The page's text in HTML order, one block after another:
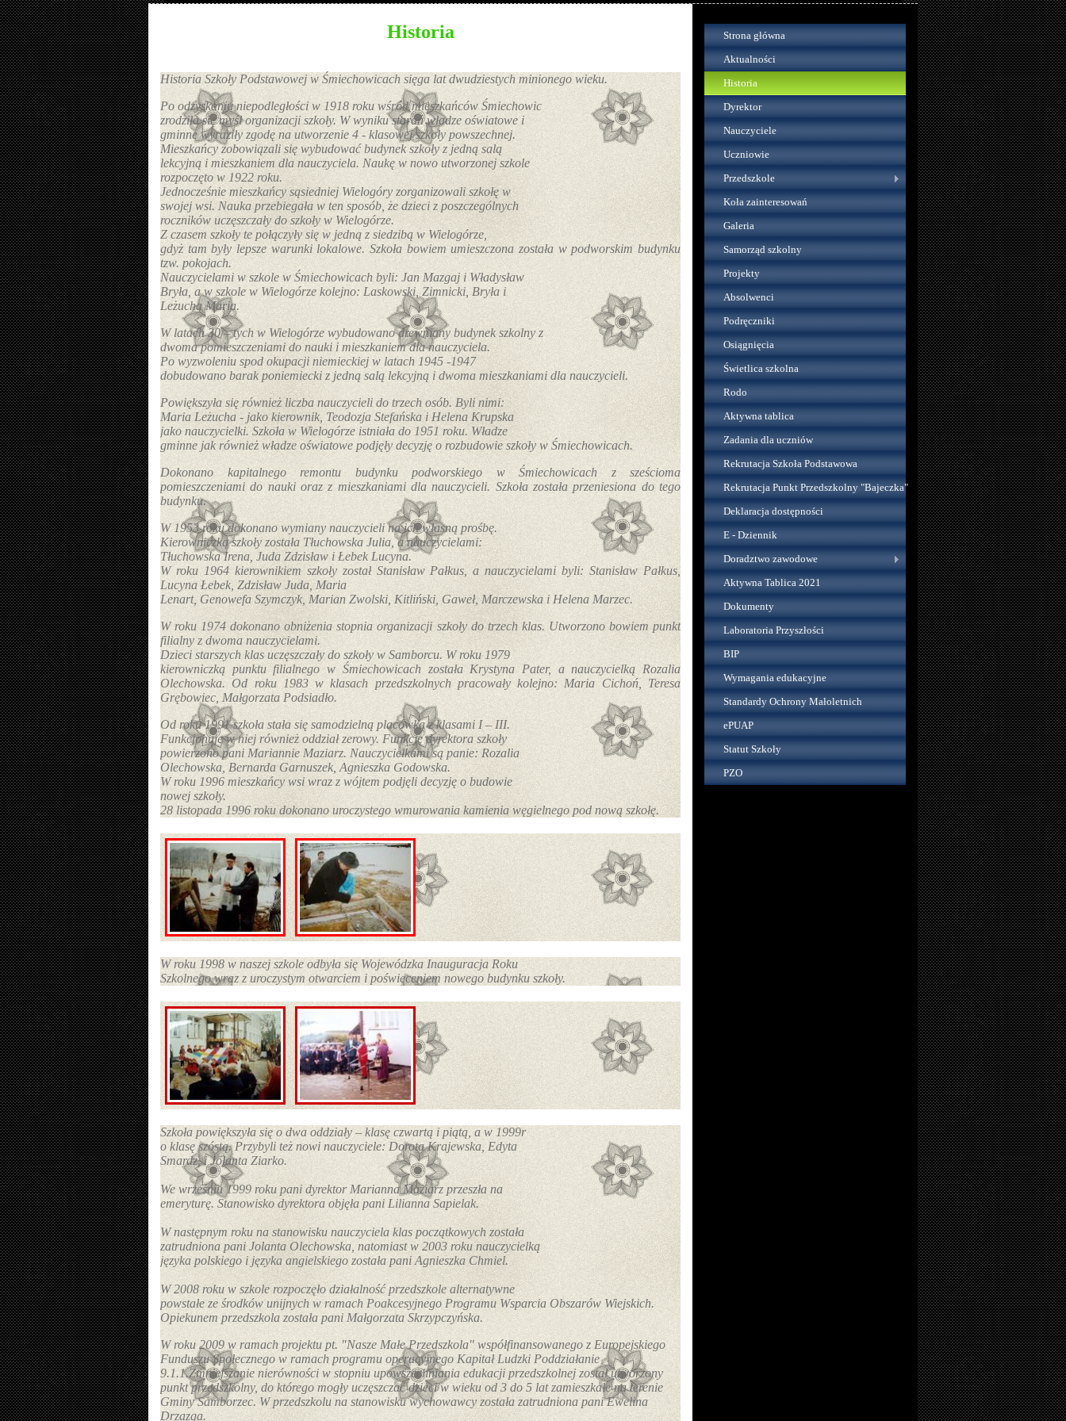
Historia
Historia Szkoły Podstawowej w Śmiechowicach sięga lat dwudziestych minionego wieku.
Po odzyskaniu niepodległości w 1918 roku wśród mieszkańców Śmiechowic
zrodziła się myśl organizacji szkoły. W wyniku starań władze oświatowe i
gminne wyraziły zgodę na utworzenie 4 - klasowej szkoły powszechnej.
Mieszkańcy zobowiązali się wybudować budynek szkoły z jedną salą
lekcyjną i mieszkaniem dla nauczyciela. Naukę w nowo utworzonej szkole
rozpoczęto w 1922 roku.
Jednocześnie mieszkańcy sąsiedniej Wielogóry zorganizowali szkołę w
swojej wsi. Nauka przebiegała w ten sposób, że dzieci z poszczególnych
roczników uczęszczały do szkoły w Wielogórze.
Z czasem szkoły te połączyły się w jedną z siedzibą w Wielogórze,
gdyż tam były lepsze warunki lokalowe. Szkoła bowiem umieszczona została w podworskim budynku
tzw. pokojach.
Nauczycielami w szkole w Śmiechowicach byli: Jan Mazgaj i Władysław
Bryła, a w szkole w Wielogórze kolejno: Laskowski, Zimnicki, Bryła i
Leżucha Maria.
W latach 30 – tych w Wielogórze wybudowano drewniany budynek szkolny z
dwoma pomieszczeniami do nauki i mieszkaniem dla nauczyciela.
Po wyzwoleniu spod okupacji niemieckiej w latach 1945 -1947
dobudowano barak poniemiecki z jedną salą lekcyjną i dwoma mieszkaniami dla nauczycieli.
Powiększyła się również liczba nauczycieli do trzech osób. Byli nimi:
Maria Leżucha - jako kierownik, Teodozja Stefańska i Helena Krupska
jako nauczycielki. Szkoła w Wielogórze istniała do 1951 roku. Władze
gminne jak również władze oświatowe podjęły decyzję o rozbudowie szkoły w Śmiechowicach.
Dokonano kapitalnego remontu budynku podworskiego w Śmiechowicach z sześcioma
pomieszczeniami do nauki oraz z mieszkaniami dla nauczycieli. Szkoła została przeniesiona do tego
budynku.
W 1953 roku dokonano wymiany nauczycieli na ich własną prośbę.
Kierowniczką szkoły została Tłuchowska Julia, a nauczycielami:
Tłuchowska Irena, Juda Zdzisław i Łebek Lucyna.
W roku 1964 kierownikiem szkoły został Stanisław Pałkus, a nauczycielami byli: Stanisław Pałkus,
Lucyna Łebek, Zdzisław Juda, Maria
Lenart, Genowefa Szymczyk, Marian Zwolski, Kitliński, Gaweł, Marczewska i Helena Marzec.
W roku 1974 dokonano obniżenia stopnia organizacji szkoły do trzech klas. Utworzono bowiem punkt
filialny z dwoma nauczycielami.
Dzieci starszych klas uczęszczały do szkoły w Samborcu. W roku 1979
kierowniczką punktu filialnego w Śmiechowicach została Krystyna Pater, a nauczycielką Rozalia
Olechowska. Od roku 1983 w klasach przedszkolnych pracowały kolejno: Maria Cichoń, Teresa
Grębowiec, Małgorzata Podsiadło.
Od roku 1991 szkoła stała się samodzielną placówką z klasami I – III.
Funkcjonuje w niej również oddział zerowy. Funkcję dyrektora szkoły
powierzono pani Mariannie Maziarz. Nauczycielkami są panie: Rozalia
Olechowska, Bernarda Garnuszek, Agnieszka Godowska.
W roku 1996 mieszkańcy wsi wraz z wójtem podjęli decyzję o budowie
nowej szkoły.
28 listopada 1996 roku dokonano uroczystego wmurowania kamienia węgielnego pod nową szkołę.
W roku 1998 w naszej szkole odbyła się Wojewódzka Inauguracja Roku
Szkolnego wraz z uroczystym otwarciem i poświeceniem nowego budynku szkoły.
Szkoła powiększyła się o dwa oddziały – klasę czwartą i piątą, a w 1999r
o klasę szóstą. Przybyli też nowi nauczyciele: Dorota Krajewska, Edyta
Smardz, i Jolanta Ziarko.
We wrześniu 1999 roku pani dyrektor Marianna Maziarz przeszła na
emeryturę. Stanowisko dyrektora objęła pani Lilianna Sapielak.
W następnym roku na stanowisku nauczyciela klas początkowych została
zatrudniona pani Jolanta Olechowska, natomiast w 2003 roku nauczycielką
języka polskiego i języka angielskiego została pani Agnieszka Chmiel.
W 2008 roku w szkole rozpoczęło działalność przedszkole alternatywne
powstałe ze środków unijnych w ramach Poakcesyjnego Programu Wsparcia Obszarów Wiejskich.
Opiekunem przedszkola została pani Małgorzata Skrzypczyńska.
W roku 2009 w ramach projektu pt. "Nasze Małe Przedszkola" współfinansowanego z Europejskiego
Funduszu Społecznego w ramach programu operacyjnego Kapitał Ludzki Poddziałanie
9.1.1.Zmniejszanie nierówności w stopniu upowszechniania edukacji przedszkolnej został utworzony
punkt przedszkolny, do którego mogły uczęszczać dzieci w wieku od 3 do 5 lat zamieszkałe na terenie
Gminy Samborzec. W przedszkolu na stanowisku wychowawcy została zatrudniona pani Ewelina
Drzazga.
Strona główna
Aktualności
Historia
Dyrektor
Nauczyciele
Uczniowie
Przedszkole
Koła zainteresowań
Galeria
Samorząd szkolny
Projekty
Absolwenci
Podręczniki
Osiągnięcia
Świetlica szkolna
Rodo
Aktywna tablica
Zadania dla uczniów
Rekrutacja Szkoła Podstawowa
Rekrutacja Punkt Przedszkolny "Bajeczka"
Deklaracja dostępności
E - Dziennik
Doradztwo zawodowe
Aktywna Tablica 2021
Dokumenty
Laboratoria Przyszłości
BIP
Wymagania edukacyjne
Standardy Ochrony Małoletnich
ePUAP
Statut Szkoły
PZO